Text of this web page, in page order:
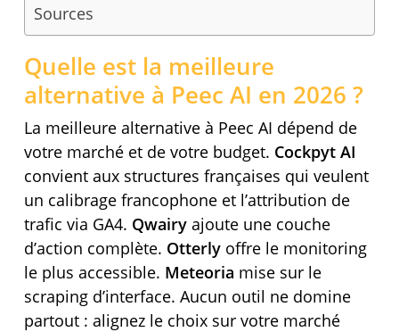
Sources
Quelle est la meilleure
alternative à Peec AI en 2026 ?
La meilleure alternative à Peec AI dépend de
votre marché et de votre budget. Cockpyt AI
convient aux structures françaises qui veulent
un calibrage francophone et l’attribution de
trafic via GA4. Qwairyajoute une couche
d’action complète. Otterlyoffre le monitoring
le plus accessible. Meteoria mise sur le
scraping d’interface. Aucun outil ne domine
partout : alignez le choix sur votre marché